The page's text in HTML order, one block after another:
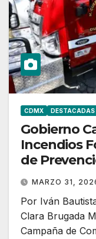
CDMX DESTACADAS
Gobierno
Incendios
de
MARZO 31,
Por Iván
Clara Brugada
Campaña de